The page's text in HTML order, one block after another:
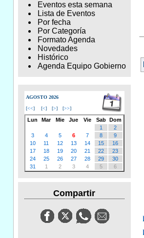
Eventos esta semana
Lista de Eventos
Por fecha
Por Categoría
Formato Agenda
Novedades
Histórico
Agenda Equipo Gobierno
AGOSTO 2026
[<<] [<] [>] [>>]
Lun Mar Mie Jue Vie Sab
Dom
1
2
3
4 5 6 7 8
9
10
11 12 13 14 15
16
17
18 19 20 21 22
23
24
25 26 27 28 29
30
31
1 2 3 4 5 6
Compartir